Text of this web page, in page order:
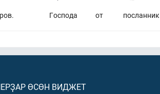
посланник
от
Господа
ӨСӨН ВИДЖЕТ